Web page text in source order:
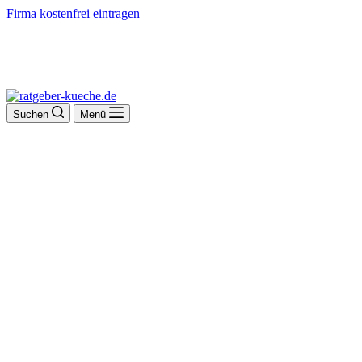
Firma kostenfrei eintragen
Suchen Menü